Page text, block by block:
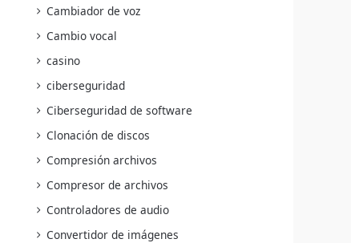
Cambiador de voz
Cambio vocal
casino
ciberseguridad
Ciberseguridad de software
Clonación de discos
Compresión archivos
Compresor de archivos
Controladores de audio
Convertidor de imágenes